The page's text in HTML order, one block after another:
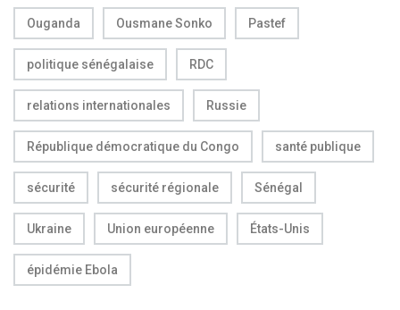
Ouganda Ousmane Sonko Pastef
politique sénégalaise RDC
relations internationales Russie
République démocratique du Congo santé publique
sécurité sécurité régionale Sénégal
Ukraine Union européenne États-Unis
épidémie Ebola